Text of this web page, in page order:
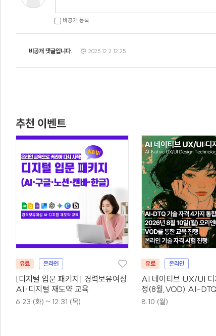
비공개 등록
비공개 댓글입니다. 2025.12.2 12:25
추천 이벤트
유료 온라인
[디지털 입문 패키지] 경력보유여성
AI·디지털 재도약 교육
6.23 (화) ~ 12.31 (목)
유료 온라인
AI 네이티브 UX/UI 디
정(8월,VOD) AI-DTQ
동시취득
8.10 (월)